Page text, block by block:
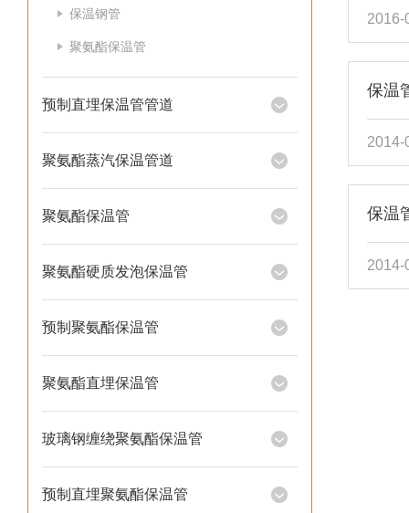
保温钢管
聚氨酯保温管
预制直埋保温管管道
聚氨酯蒸汽保温管道
聚氨酯保温管
聚氨酯硬质发泡保温管
预制聚氨酯保温管
聚氨酯直埋保温管
玻璃钢缠绕聚氨酯保温管
预制直埋聚氨酯保温管
2016-
保温
2014-
保温
2014-